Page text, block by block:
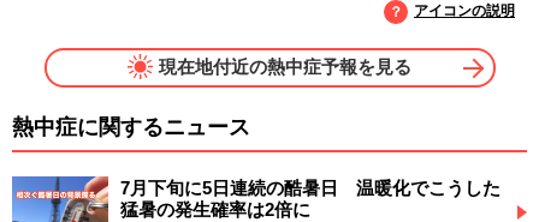
アイコンの説明
現在地付近の熱中症予報を見る
熱中症に関するニュース
7月下旬に5日連続の酷暑日 温暖化でこうした
猛暑の発生確率は2倍に